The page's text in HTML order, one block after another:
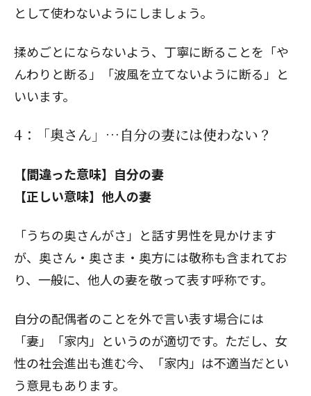
として使わないようにしましょう。
揉めごとにならないよう、丁寧に断ることを「や
んわりと断る」「波風を立てないように断る」と
いいます。
4：「奥さん」…自分の妻には使わない？
【間違った意味】自分の妻
【正しい意味】他人の妻
「うちの奥さんがさ」と話す男性を見かけます
が、奥さん・奥さま・奥方には敬称も含まれてお
り、一般に、他人の妻を敬って表す呼称です。
自分の配偶者のことを外で言い表す場合には
「妻」「家内」というのが適切です。ただし、女
性の社会進出も進む今、「家内」は不適当だとい
う意見もあります。